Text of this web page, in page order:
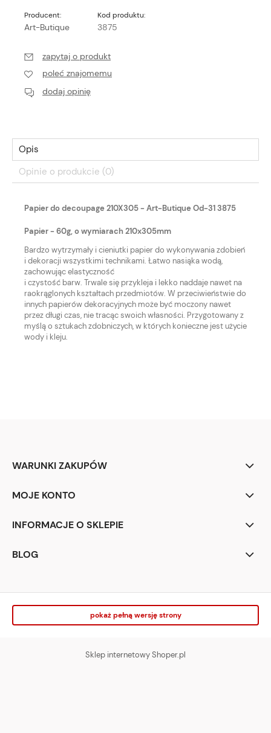
Producent:
Art-Butique
Kod produktu:
3875
zapytaj o produkt
poleć znajomemu
dodaj opinię
Opis
Opinie o produkcie (0)
Papier do decoupage 210X305 - Art-Butique Od-31 3875
Papier - 60g, o wymiarach 210x305mm
Bardzo wytrzymały i cieniutki papier do wykonywania zdobień
i dekoracji wszystkimi technikami. Łatwo nasiąka wodą,
zachowując elastyczność
i czystość barw. Trwale się przykleja i lekko naddaje nawet na
raokrąglonych kształtach przedmiotów. W przeciwieństwie do
innych papierów dekoracyjnych może być moczony nawet
przez długi czas, nie tracąc swoich własności. Przygotowany z
myślą o sztukach zdobniczych, w których konieczne jest użycie
wody i kleju.
WARUNKI ZAKUPÓW
MOJE KONTO
INFORMACJE O SKLEPIE
BLOG
pokaż pełną wersję strony
Sklep internetowy Shoper.pl